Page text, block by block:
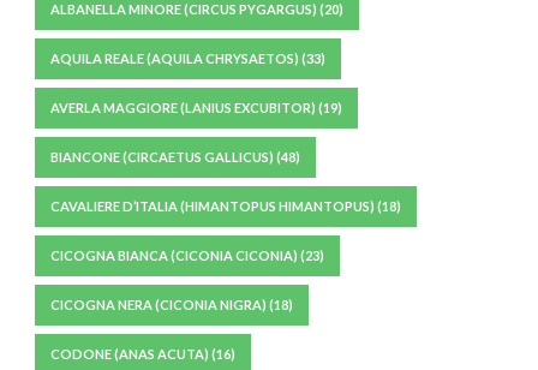
ALBANELLA MINORE (CIRCUS PYGARGUS) (20)
AQUILA REALE (AQUILA CHRYSAETOS) (33)
AVERLA MAGGIORE (LANIUS EXCUBITOR) (19)
BIANCONE (CIRCAETUS GALLICUS) (48)
CAVALIERE D’ITALIA (HIMANTOPUS HIMANTOPUS) (18)
CICOGNA BIANCA (CICONIA CICONIA) (23)
CICOGNA NERA (CICONIA NIGRA) (18)
CODONE (ANAS ACUTA) (16)